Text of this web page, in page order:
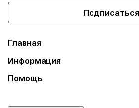
Подписаться
Главная
Информация
Помощь